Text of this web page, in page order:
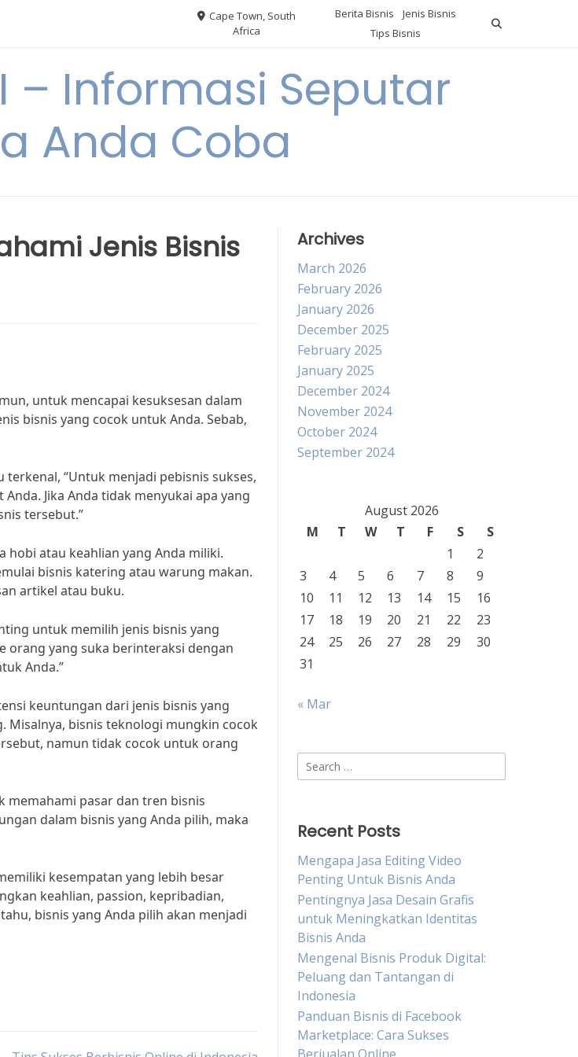
Cape Town, South
Africa
Berita Bisnis
Jenis Bisnis
Tips Bisnis
– Informasi Seputar
Anda Coba
Jenis Bisnis
untuk mencapai kesuksesan dalam
bisnis yang cocok untuk Anda. Sebab,
“Untuk menjadi pebisnis sukses,
Jika Anda tidak menyukai apa yang
tersebut.”
hobi atau keahlian yang Anda miliki.
bisnis katering atau warung makan.
artikel atau buku.
untuk memilih jenis bisnis yang
orang yang suka berinteraksi dengan
Anda.”
keuntungan dari jenis bisnis yang
Misalnya, bisnis teknologi mungkin cocok
namun tidak cocok untuk orang
memahami pasar dan tren bisnis
dalam bisnis yang Anda pilih, maka
kesempatan yang lebih besar
keahlian, passion, kepribadian,
bisnis yang Anda pilih akan menjadi
Archives
March 2026
February 2026
January 2026
December 2025
February 2025
January 2025
December 2024
November 2024
October 2024
September 2024
August 2026
M
T W T F S
S
1
2
3
4 5 6 7 8
9
10
11 12 13 14 15
16
17
18 19 20 21 22
23
24
25 26 27 28 29
30
31
« Mar
Search
for:
Recent Posts
Mengapa Jasa Editing Video
Penting Untuk Bisnis Anda
Pentingnya Jasa Desain Grafis
untuk Meningkatkan Identitas
Bisnis Anda
Mengenal Bisnis Produk Digital:
Peluang dan Tantangan di
Indonesia
Panduan Bisnis di Facebook
Marketplace: Cara Sukses